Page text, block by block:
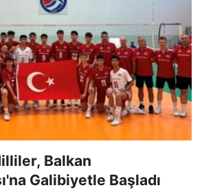
Balkan
Galibiyetle Başladı